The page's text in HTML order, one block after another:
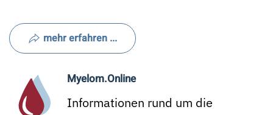
mehr erfahren ...
Myelom.Online
Informationen rund um die